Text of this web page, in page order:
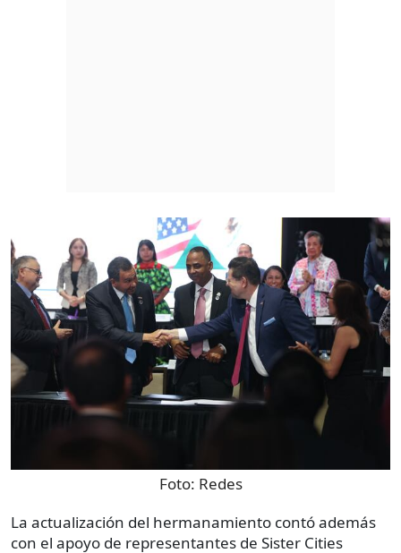
Foto: Redes
La actualización del hermanamiento contó además
con el apoyo de representantes de Sister Cities